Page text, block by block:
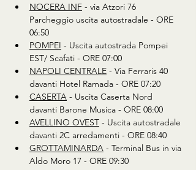
NOCERA INF - via Atzori 76
Parcheggio uscita autostradale - ORE
06:50
POMPEI - Uscita autostrada Pompei
EST/ Scafati - ORE 07:00
NAPOLI CENTRALE - Via Ferraris 40
davanti Hotel Ramada - ORE 07:20
CASERTA - Uscita Caserta Nord
davanti Barone Musica - ORE 08:00
AVELLINO OVEST - Uscita autostradale
davanti 2C arredamenti - ORE 08:40
GROTTAMINARDA - Terminal Bus in via
Aldo Moro 17 - ORE 09:30